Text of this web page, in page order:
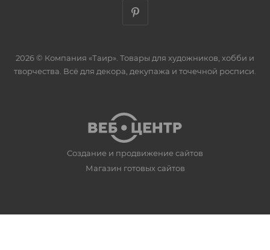
2026 © Компания «Таир». Товары для художников, хобби и
творчества. Всё для декора, декупажа и точечной росписи.
Создание и продвижение сайтов
Магазин готовых сайтов